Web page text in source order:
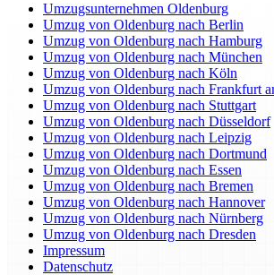
Umzugsunternehmen Oldenburg
Umzug von Oldenburg nach Berlin
Umzug von Oldenburg nach Hamburg
Umzug von Oldenburg nach München
Umzug von Oldenburg nach Köln
Umzug von Oldenburg nach Frankfurt
Umzug von Oldenburg nach Stuttgart
Umzug von Oldenburg nach Düsseldorf
Umzug von Oldenburg nach Leipzig
Umzug von Oldenburg nach Dortmund
Umzug von Oldenburg nach Essen
Umzug von Oldenburg nach Bremen
Umzug von Oldenburg nach Hannover
Umzug von Oldenburg nach Nürnberg
Umzug von Oldenburg nach Dresden
Impressum
Datenschutz